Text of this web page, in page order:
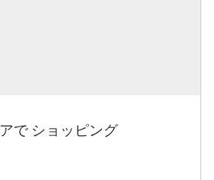
で ショッピング